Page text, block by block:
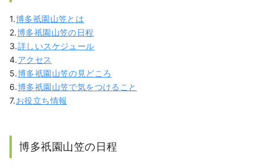
1.博多祇園山笠とは
2.博多祇園山笠の日程
3.詳しいスケジュール
4.アクセス
5.博多祇園山笠の見どころ
6.博多祇園山笠で気をつけること
7.お役立ち情報
博多祇園山笠の日程